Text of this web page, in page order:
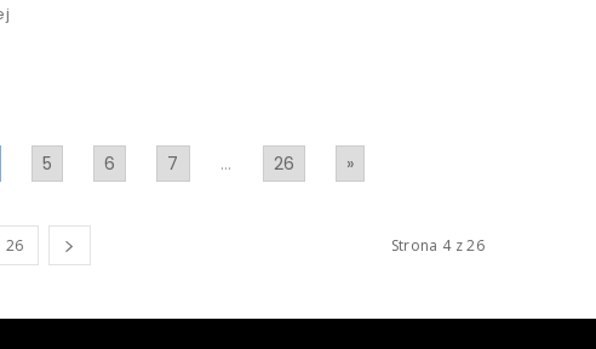
5 6 7 ... 26 »
26 Strona 4 z 26